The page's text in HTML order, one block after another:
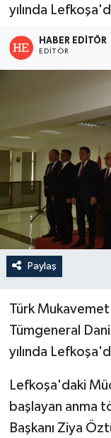
yılında
HABER EDITÖR
EDITÖR
Paylaş
Türk Mukavemet
Tümgeneral
yılında
Lefkoşa'daki
başlayan anma
Başkanı Ziya